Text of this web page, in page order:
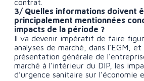
3/ Quelles informations doivent
principalement mentionnées
impacts de la période ?
Il va devenir impératif de faire
analyses de marché, dans l’EGM, et
présentation générale de
marché à l’intérieur du DIP, les
d’urgence sanitaire sur l’économie